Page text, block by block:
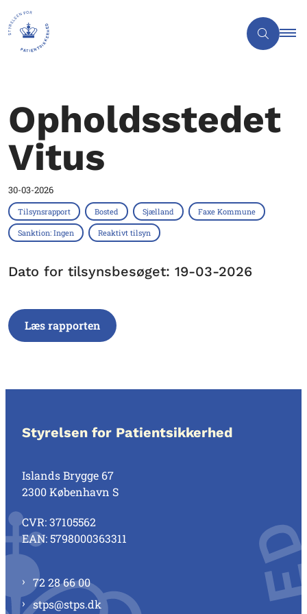
Opholdsstedet
Vitus
30-03-2026
Tilsynsrapport Bosted Sjælland Faxe Kommune
Sanktion: Ingen Reaktivt tilsyn
Dato for tilsynsbesøget: 19-03-2026
Læs rapporten
Styrelsen for Patientsikkerhed
Islands Brygge 67
2300 København S
CVR: 37105562
EAN: 5798000363311
72 28 66 00
stps@stps.dk